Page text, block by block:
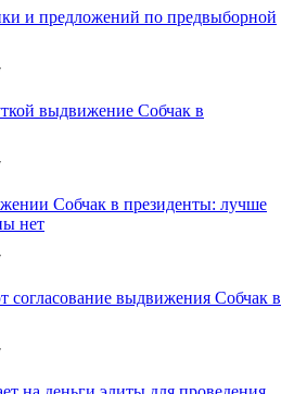
и предложений по предвыборной
выдвижение Собчак в
Собчак в президенты: лучше
нет
согласование выдвижения Собчак в